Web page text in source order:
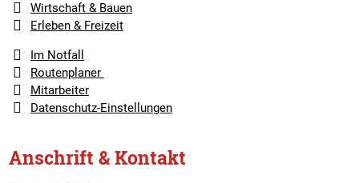
Wirtschaft & Bauen
Erleben & Freizeit
Im Notfall
Routenplaner
Mitarbeiter
Datenschutz-Einstellungen
Anschrift & Kontakt